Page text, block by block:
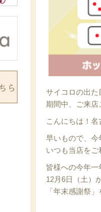
サイコロの出た
期間中、ご来店
こんにちは！
早いもので、今
いつも当店を
皆様への今年
12月6日（土）
「年末感謝祭